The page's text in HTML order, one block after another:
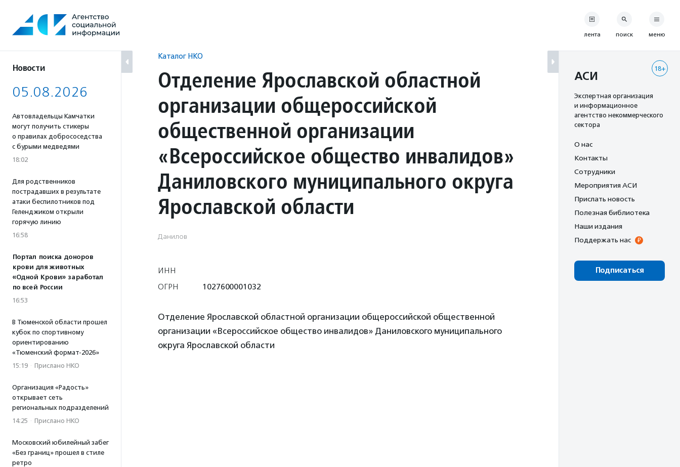
содержанию
Новости
05.08.2026
Автовладельцы Камчатки
могут получить стикеры
о правилах добрососедства
с бурыми медведями
18:02
Для родственников
пострадавших в результате
атаки беспилотников под
Геленджиком открыли
горячую линию
16:58
Портал поиска доноров
крови для животных
«Одной Крови» заработал
по всей России
16:53
В Тюменской области прошел
кубок по спортивному
ориентированию
«Тюменский формат-2026»
15:19 · Прислано НКО
Организация «Радость»
открывает сеть
региональных подразделений
14:25 · Прислано НКО
Московский юбилейный забег
«Без границ» прошел в стиле
ретро
Каталог НКО
Отделение Ярославской областной
организации общероссийской
общественной организации
«Всероссийское общество инвалидов»
Даниловского муниципального округа
Ярославской области
Данилов
ИНН
ОГРН
1027600001032
Отделение Ярославской областной организации общероссийской общественной
организации «Всероссийское общество инвалидов» Даниловского муниципального
округа Ярославской области
лента поиск меню
18+
АСИ
Экспертная организация
и информационное
агентство некоммерческого
сектора
О нас
Контакты
Сотрудники
Мероприятия АСИ
Прислать новость
Полезная библиотека
Наши издания
Поддержать нас
Подписаться